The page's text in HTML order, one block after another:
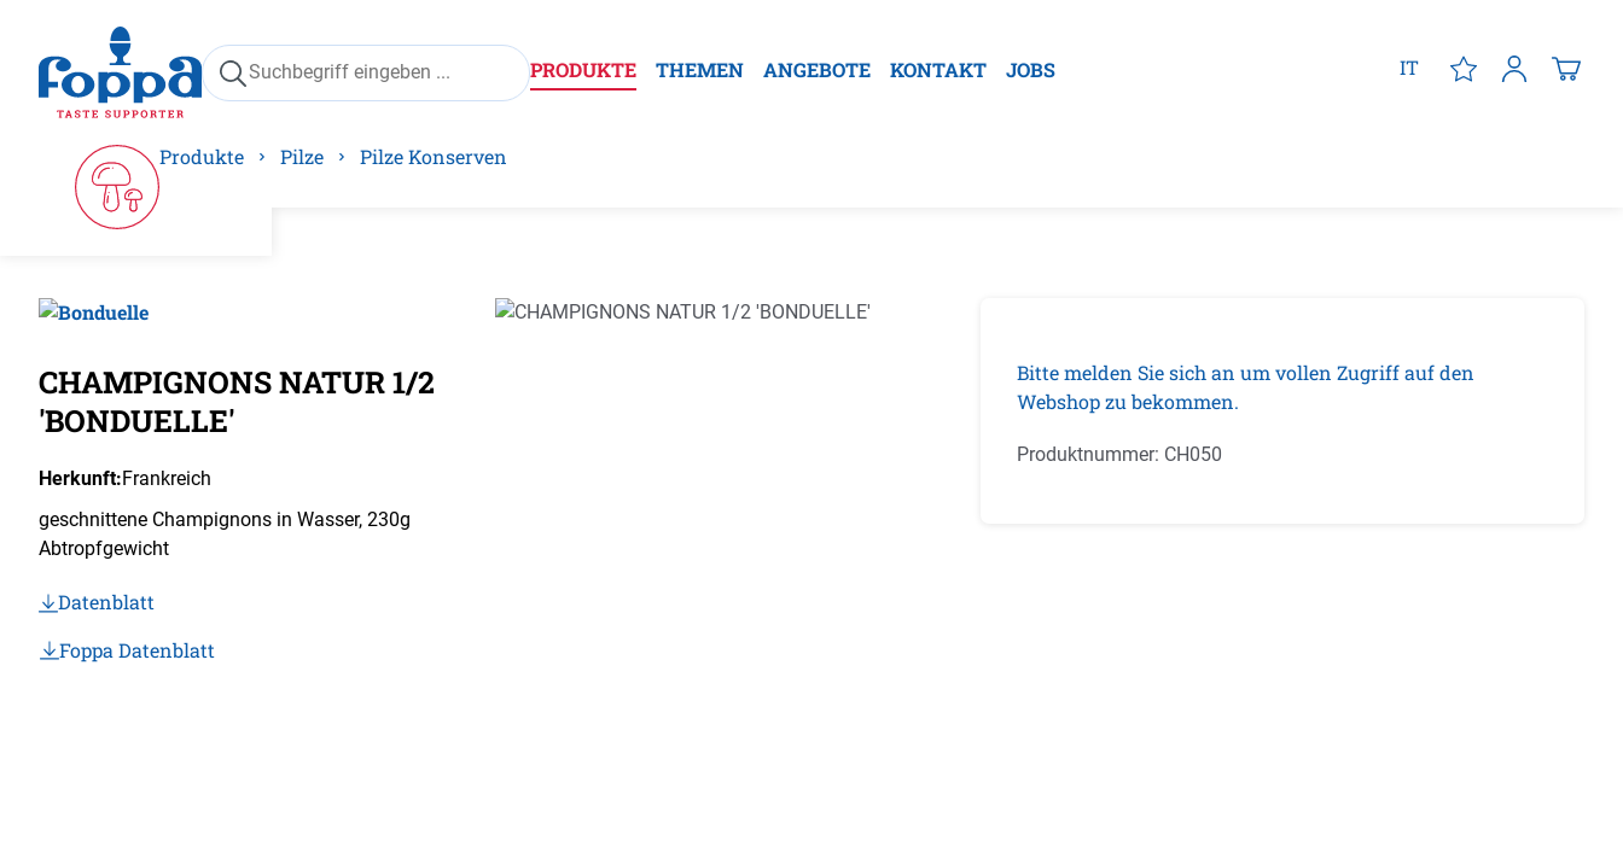
Zur Hauptnavigation springen
PRODUKTE THEMEN ANGEBOTE KONTAKT JOBS IT
Produkte Pilze Pilze Konserven
CHAMPIGNONS NATUR 1/2
'BONDUELLE'
Herkunft:Frankreich
geschnittene Champignons in Wasser, 230g
Abtropfgewicht
Datenblatt
Foppa Datenblatt
Bildergalerie überspringen
Bitte melden Sie sich an um vollen Zugriff auf den
Webshop zu bekommen.
Produktnummer: CH050